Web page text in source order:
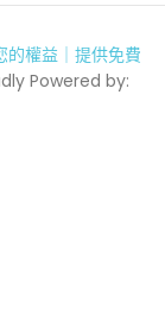
的權益｜提供免費
Powered by: